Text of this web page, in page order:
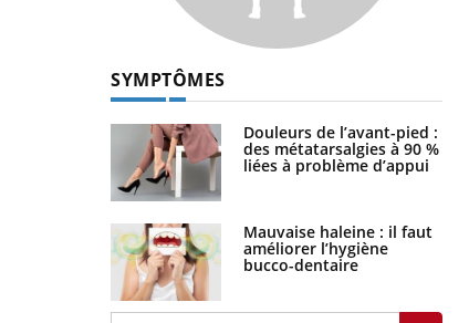
SYMPTÔMES
Douleurs de l’avant-pied :
des métatarsalgies à 90 %
liées à problème d’appui
Mauvaise haleine : il faut
améliorer l’hygiène
bucco-dentaire